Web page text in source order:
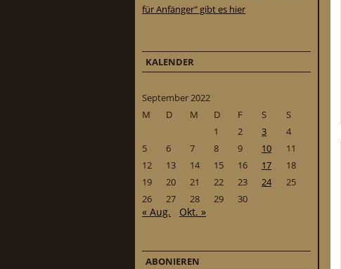
für Anfänger" gibt es hier
KALENDER
September 2022
M
D M D F S
S
1
2 3
4
5
6 7 8 9 10
11
12
13 14 15 16 17
18
19
20 21 22 23 24
25
26
27 28 29 30
« Aug. Okt. »
ABONIEREN